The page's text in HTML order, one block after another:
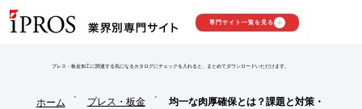
専門サイト一覧を見る
プレス・板金加工に関連する気になるカタログにチェックを入れると、まとめてダウンロードいただけます。
ホーム
>
プレス・板金
>
均一な肉厚確保とは？課題と対策・